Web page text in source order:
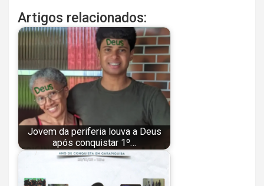
Artigos relacionados:
Jovem da periferia louva a Deus
após conquistar 1º…